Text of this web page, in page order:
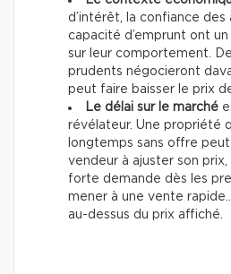
d’intérêt, la confiance
capacité d’emprunt ont
sur leur comportement.
prudents négocieront
peut faire baisser le prix
Le délai sur le marché
révélateur. Une propriété
longtemps sans offre
vendeur à ajuster son prix,
forte demande dès les
mener à une vente
au-dessus du prix affiché.